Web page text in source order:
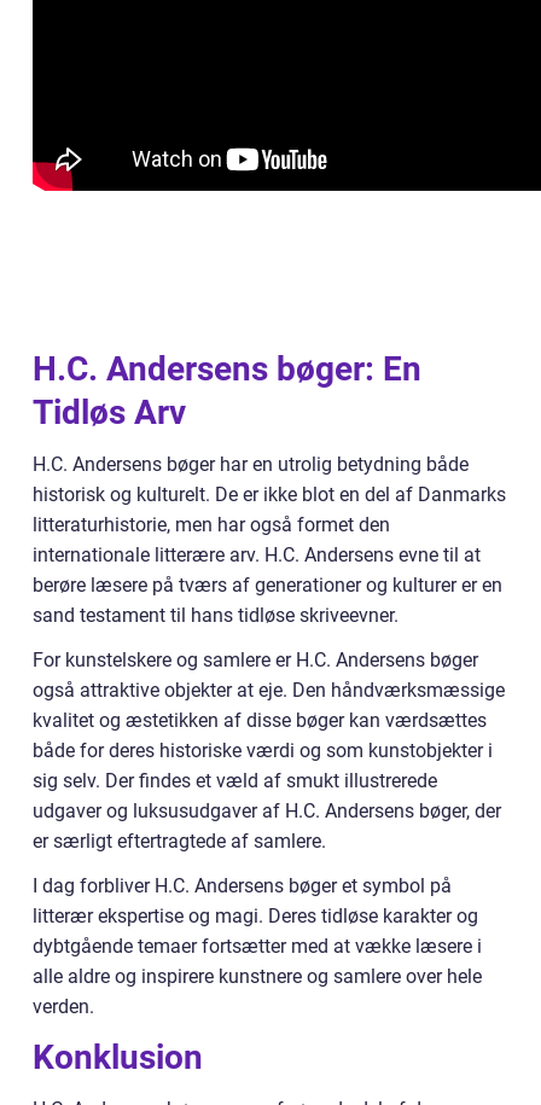
H.C. Andersens bøger: En
Tidløs Arv
H.C. Andersens bøger har en utrolig betydning både
historisk og kulturelt. De er ikke blot en del af Danmarks
litteraturhistorie, men har også formet den
internationale litterære arv. H.C. Andersens evne til at
berøre læsere på tværs af generationer og kulturer er en
sand testament til hans tidløse skriveevner.
For kunstelskere og samlere er H.C. Andersens bøger
også attraktive objekter at eje. Den håndværksmæssige
kvalitet og æstetikken af disse bøger kan værdsættes
både for deres historiske værdi og som kunstobjekter i
sig selv. Der findes et væld af smukt illustrerede
udgaver og luksusudgaver af H.C. Andersens bøger, der
er særligt eftertragtede af samlere.
I dag forbliver H.C. Andersens bøger et symbol på
litterær ekspertise og magi. Deres tidløse karakter og
dybtgående temaer fortsætter med at vække læsere i
alle aldre og inspirere kunstnere og samlere over hele
verden.
Konklusion